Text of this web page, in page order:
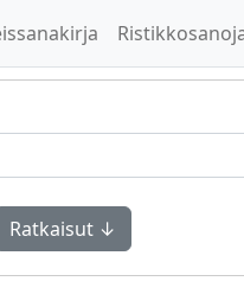
Ratkaisut ↓